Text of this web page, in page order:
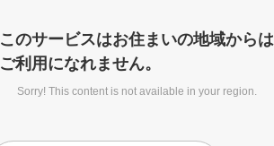
このサービスはお住まいの地域からは
ご利用になれません。
Sorry! This content is not available in your region.